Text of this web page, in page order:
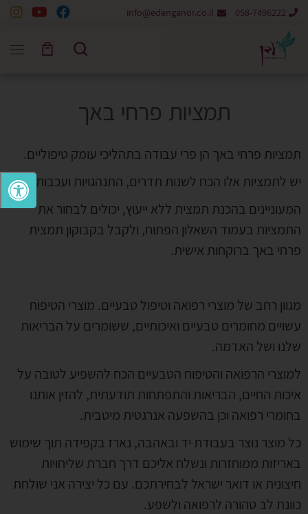
Skip to content
058-7496222
info@edenganor.co.il
Search
תמציות פרחי באך
תמציות פרחי באך הן פרי עבודה בתהליכי עומק טיפוליים.
יש לתמציות אלו הכח לשנות תדרים, התנהגויות ועכבות.
המעוניינים בהכנת תמצית ללא ייעוץ, יכולים לבחור את
התמציות בעמוד השאלון הפתוח, ולקבל בקבוקון תמצית
פרחי באך ברוקחות אישית.
מגוון רחב של מוצרי רפואה וטיפול טבעיים. מוצרי הטיפוח
עשויים מחומרים טבעיים ואיכותיים, ששומרים על הבריאות
שלנו ושל האדמה.
למוצרי הרפואה והטיפוח הטבעיים הכח להשפיע לטובה על
איכות החיים, הבריאות והתפתחות תודעתית, להזין אותנו
בחומרי רפואה וכן בהשפעה אנרגטית מיטבית.
כל מוצר נוצר בעבודת יד ובאהבה, נארז בקפידה תוך שימוש
באריזות ממוחזרות ונשלח אליכם דרך חברת שליחויות
חיצונית או דואר ישראל לבחירתכם. עם כל יצירה אני שולחת
כוונת לב טהורה לרפואה ולשפע.